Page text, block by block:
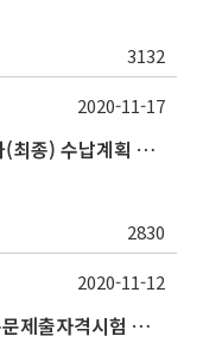
3132
2020학년도 제2학기 등록금 분납 4차(최종) 수납계획 알림
2830
2020-11-17
<수정>2021학년도 1학기 석·박사 논문제출자격시험 안내 (TSQ exam)_시험일변경
2020-11-12